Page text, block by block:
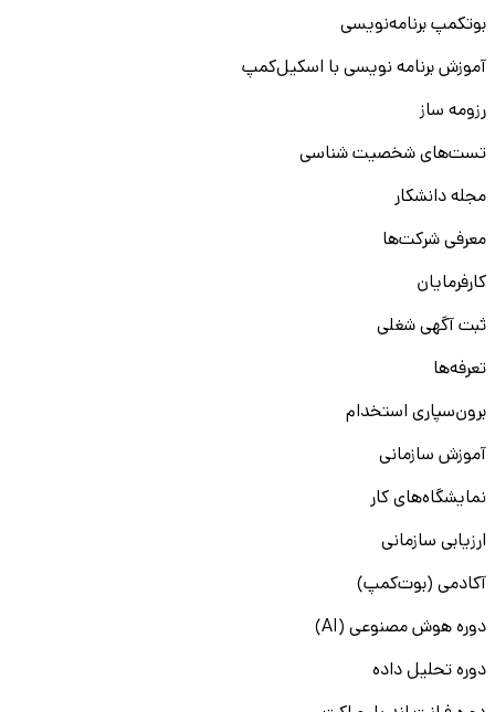
بوتکمپ برنامه‌نویسی
آموزش برنامه نویسی با اسکیل‌کمپ
رزومه ساز
تست‌های شخصیت شناسی
مجله دانشکار
معرفی شرکت‌ها
کارفرمایان
ثبت آگهی شغلی
تعرفه‌ها
برون‌سپاری استخدام
آموزش سازمانی
نمایشگاه‌های کار
ارزیابی سازمانی
آکادمی (بوت‌کمپ)
دوره هوش مصنوعی (AI)
دوره تحلیل داده